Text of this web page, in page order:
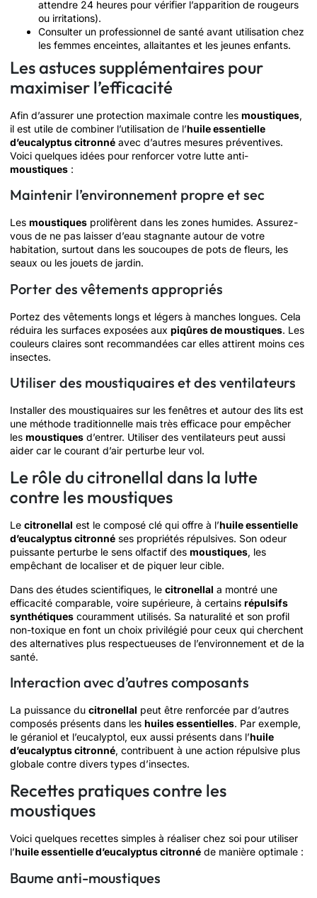
attendre 24 heures pour vérifier l’apparition de rougeurs
ou irritations).
Consulter un professionnel de santé avant utilisation chez
les femmes enceintes, allaitantes et les jeunes enfants.
Les astuces supplémentaires pour
maximiser l’efficacité
Afin d’assurer une protection maximale contre les moustiques,
il est utile de combiner l’utilisation de l’huile essentielle
d’eucalyptus citronné avec d’autres mesures préventives.
Voici quelques idées pour renforcer votre lutte anti-
moustiques :
Maintenir l’environnement propre et sec
Les moustiques prolifèrent dans les zones humides. Assurez-
vous de ne pas laisser d’eau stagnante autour de votre
habitation, surtout dans les soucoupes de pots de fleurs, les
seaux ou les jouets de jardin.
Porter des vêtements appropriés
Portez des vêtements longs et légers à manches longues. Cela
réduira les surfaces exposées aux piqûres de moustiques. Les
couleurs claires sont recommandées car elles attirent moins ces
insectes.
Utiliser des moustiquaires et des ventilateurs
Installer des moustiquaires sur les fenêtres et autour des lits est
une méthode traditionnelle mais très efficace pour empêcher
les moustiques d’entrer. Utiliser des ventilateurs peut aussi
aider car le courant d’air perturbe leur vol.
Le rôle du citronellal dans la lutte
contre les moustiques
Le citronellal est le composé clé qui offre à l’huile essentielle
d’eucalyptus citronné ses propriétés répulsives. Son odeur
puissante perturbe le sens olfactif des moustiques, les
empêchant de localiser et de piquer leur cible.
Dans des études scientifiques, le citronellal a montré une
efficacité comparable, voire supérieure, à certains répulsifs
synthétiques couramment utilisés. Sa naturalité et son profil
non-toxique en font un choix privilégié pour ceux qui cherchent
des alternatives plus respectueuses de l’environnement et de la
santé.
Interaction avec d’autres composants
La puissance du citronellal peut être renforcée par d’autres
composés présents dans les huiles essentielles. Par exemple,
le géraniol et l’eucalyptol, eux aussi présents dans l’huile
d’eucalyptus citronné, contribuent à une action répulsive plus
globale contre divers types d’insectes.
Recettes pratiques contre les
moustiques
Voici quelques recettes simples à réaliser chez soi pour utiliser
l’huile essentielle d’eucalyptus citronné de manière optimale :
Baume anti-moustiques